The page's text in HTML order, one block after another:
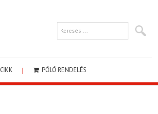
CIKK PÓLÓ RENDELÉS